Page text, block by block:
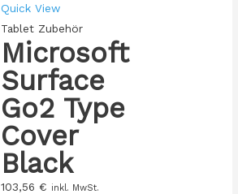
Quick View
Tablet Zubehör
Microsoft
Surface
Go2 Type
Cover
Black
103,56 € inkl. MwSt.